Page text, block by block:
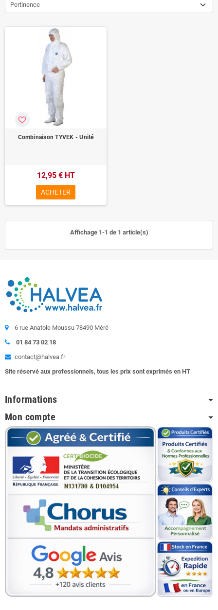
Pertinence
Combinaison TYVEK - Unité
favorite_border
12,95 € HT
ACHETER
Affichage 1-1 de 1 article(s)
6 rue Anatole Moussu 78490 Méré
01 84 73 02 18
contact@halvea.fr
Site réservé aux professionnels, tous les prix sont exprimés en HT
Informations
Mon compte